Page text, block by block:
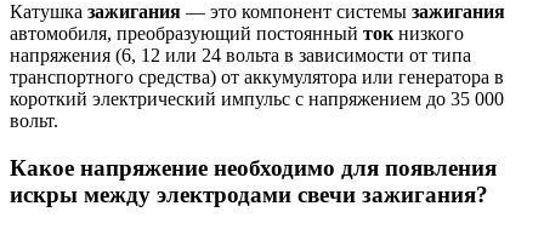
Катушка зажигания — это компонент системы зажигания
автомобиля, преобразующий постоянный ток низкого
напряжения (6, 12 или 24 вольта в зависимости от типа
транспортного средства) от аккумулятора или генератора в
короткий электрический импульс с напряжением до 35 000
вольт.
Какое напряжение необходимо для появления
искры между электродами свечи зажигания?